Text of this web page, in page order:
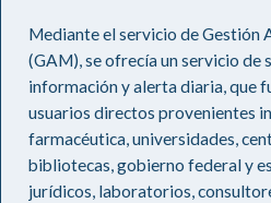
Mediante el servicio de Gestión
(GAM), se ofrecía un servicio de
información y alerta diaria, que
usuarios directos provenientes
farmacéutica, universidades,
bibliotecas, gobierno federal y
jurídicos, laboratorios,